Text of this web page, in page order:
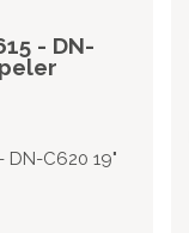
- DN-
DN-C620 19"